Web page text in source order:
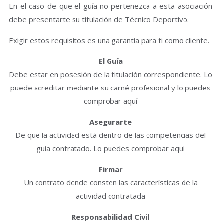
En el caso de que el guía no pertenezca a esta asociación
debe presentarte su titulación de Técnico Deportivo.
Exigir estos requisitos es una garantía para ti como cliente.
El Guía
Debe estar en posesión de la titulación correspondiente. Lo
puede acreditar mediante su carné profesional y lo puedes
comprobar aquí
Asegurarte
De que la actividad está dentro de las competencias del
guía contratado. Lo puedes comprobar aquí
Firmar
Un contrato donde consten las características de la
actividad contratada
Responsabilidad Civil